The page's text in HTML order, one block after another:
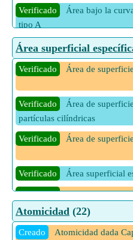
Verificado
Área bajo la
tipo A
Verificado
Área bajo la
tipo B
Área bajo la
Verificado
Área bajo la
Concentración
Área superficial
Verificado
Área de
Verificado
Área de
partículas cilíndricas
Verificado
Área de
Verificado Área superficial
Verificado Cambio en el
Verificado
Entalpía de
Atomicidad (22)
Creado
Atomicidad dada